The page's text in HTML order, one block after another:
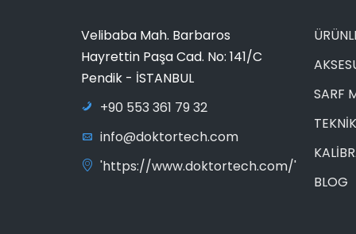
Velibaba Mah. Barbaros
Hayrettin Paşa Cad. No: 141/C
Pendik - İSTANBUL
+90 553 361 79 32
info@doktortech.com
'https://www.doktortech.com/'
SARF
BLOG